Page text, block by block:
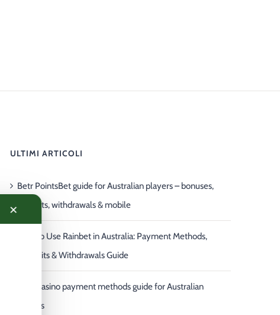
ULTIMI ARTICOLI
Betr PointsBet guide for Australian players – bonuses,
deposits, withdrawals & mobile
How to Use Rainbet in Australia: Payment Methods,
Deposits & Withdrawals Guide
LeonCasino payment methods guide for Australian
players
✕